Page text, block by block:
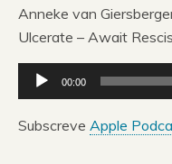
Anneke van
Ulcerate – Await
Reprodutor
de
áudio
00:00
Subscreve Apple